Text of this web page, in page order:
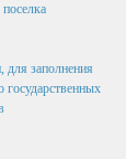
заполнения